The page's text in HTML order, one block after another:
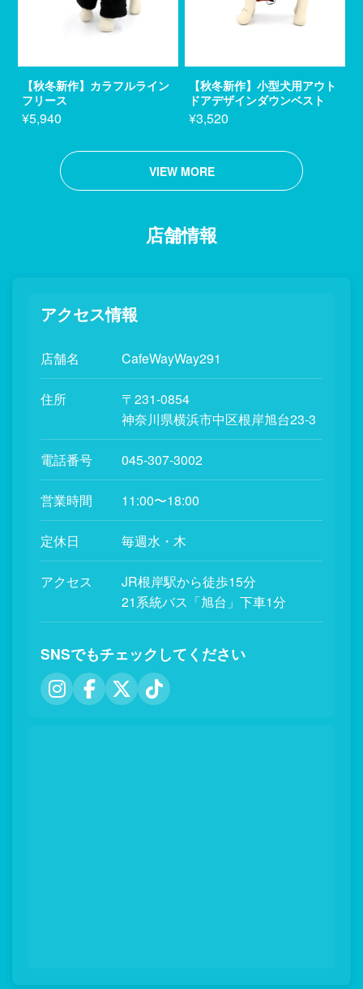
【秋冬新作】カラフルライン
フリース
¥5,940
【秋冬新作】小型犬用アウト
ドアデザインダウンベスト
¥3,520
VIEW MORE
店舗情報
アクセス情報
店舗名 CafeWayWay291
住所
〒231-0854
神奈川県横浜市中区根岸旭台23-3
電話番号 045-307-3002
営業時間 11:00〜18:00
定休日 毎週水・木
アクセス
JR根岸駅から徒歩15分
21系統バス「旭台」下車1分
SNSでもチェックしてください